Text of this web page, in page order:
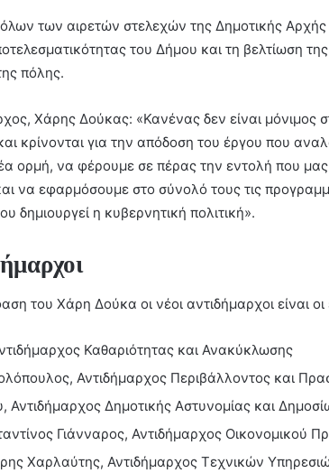
των αιρετών στελεχών της Δημοτικής Αρχής
του Δήμου και τη βελτίωση
πόλης.
Χάρης Δούκας: «Κανένας δεν είναι μόνιμος
κρίνονται για την απόδοση του έργου που
ορμή, να φέρουμε σε πέρας την εντολή που μας
να εφαρμόσουμε στο σύνολό τους τις
δημιουργεί η κυβερνητική πολιτική».
του Χάρη Δούκα οι νέοι αντιδήμαρχοι είναι οι
Καθαριότητας και Ανακύκλωσης
Αντιδήμαρχος Περιβάλλοντος και
Αντιδήμαρχος Δημοτικής Αστυνομίας και
Γιάνναρος, Αντιδήμαρχος Οικονομικού
Χαρλαύτης, Αντιδήμαρχος Τεχνικών